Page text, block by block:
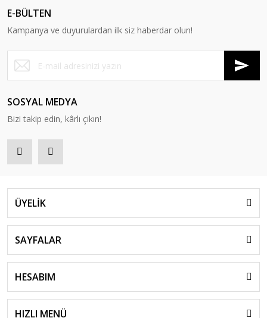
E-BÜLTEN
Kampanya ve duyurulardan ilk siz haberdar olun!
SOSYAL MEDYA
Bizi takip edin, kârlı çıkın!
ÜYELİK
SAYFALAR
HESABIM
HIZLI MENÜ